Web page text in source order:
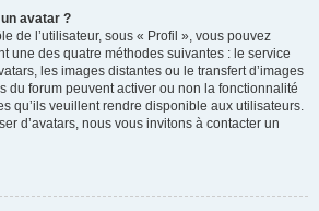
avatar ?
de l’utilisateur, sous « Profil », vous pouvez
une des quatre méthodes suivantes : le service
les images distantes ou le transfert d’images
du forum peuvent activer ou non la fonctionnalité
qu’ils veuillent rendre disponible aux utilisateurs.
d’avatars, nous vous invitons à contacter un